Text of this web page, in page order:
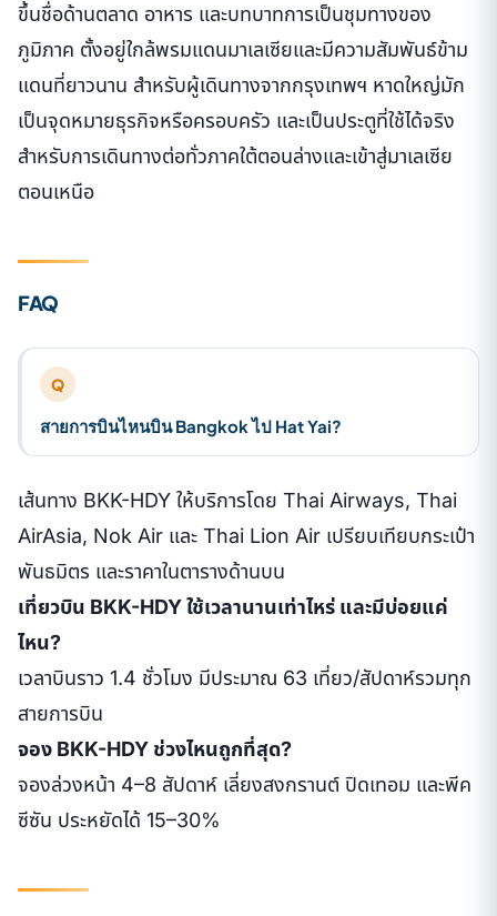
ขึ้นชื่อด้านตลาด อาหาร และบทบาทการเป็นชุมทางของ
ภูมิภาค ตั้งอยู่ใกล้พรมแดนมาเลเซียและมีความสัมพันธ์ข้าม
แดนที่ยาวนาน สำหรับผู้เดินทางจากกรุงเทพฯ หาดใหญ่มัก
เป็นจุดหมายธุรกิจหรือครอบครัว และเป็นประตูที่ใช้ได้จริง
สำหรับการเดินทางต่อทั่วภาคใต้ตอนล่างและเข้าสู่มาเลเซีย
ตอนเหนือ
FAQ
Q
สายการบินไหนบิน Bangkok ไป Hat Yai?
เส้นทาง BKK-HDY ให้บริการโดย Thai Airways, Thai
AirAsia, Nok Air และ Thai Lion Air เปรียบเทียบกระเป๋า
พันธมิตร และราคาในตารางด้านบน
เที่ยวบิน BKK-HDY ใช้เวลานานเท่าไหร่ และมีบ่อยแค่
ไหน?
เวลาบินราว 1.4 ชั่วโมง มีประมาณ 63 เที่ยว/สัปดาห์รวมทุก
สายการบิน
จอง BKK-HDY ช่วงไหนถูกที่สุด?
จองล่วงหน้า 4–8 สัปดาห์ เลี่ยงสงกรานต์ ปิดเทอม และพีค
ซีซัน ประหยัดได้ 15–30%